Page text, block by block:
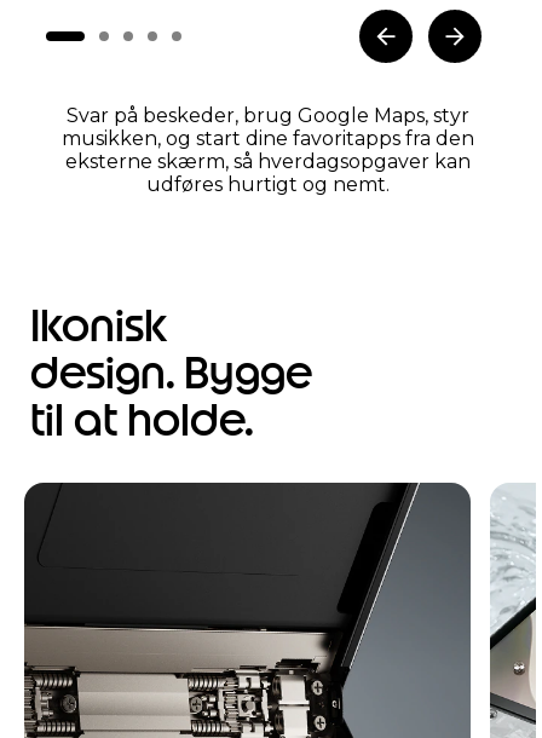
Svar på beskeder, brug Google Maps, styr
musikken, og start dine favoritapps fra den
eksterne skærm, så hverdagsopgaver kan
udføres hurtigt og nemt.
Ikonisk
design. Bygge
til at holde.